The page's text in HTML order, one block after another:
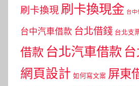
刷卡換現 刷卡換現金 台中
台中汽車借款 台北借錢 台北支
借款 台北汽車借款
網頁設計 如何寫文案 屏東